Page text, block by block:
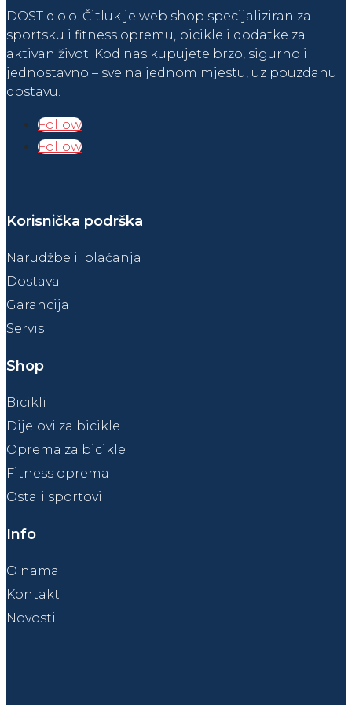
DOST d.o.o. Čitluk je web shop specijaliziran za
sportsku i fitness opremu, bicikle i dodatke za
aktivan život. Kod nas kupujete brzo, sigurno i
jednostavno – sve na jednom mjestu, uz pouzdanu
dostavu.
Follow
Follow
Korisnička podrška
Narudžbe i plaćanja
Dostava
Garancija
Servis
Shop
Bicikli
Dijelovi za bicikle
Oprema za bicikle
Fitness oprema
Ostali sportovi
Info
O nama
Kontakt
Novosti